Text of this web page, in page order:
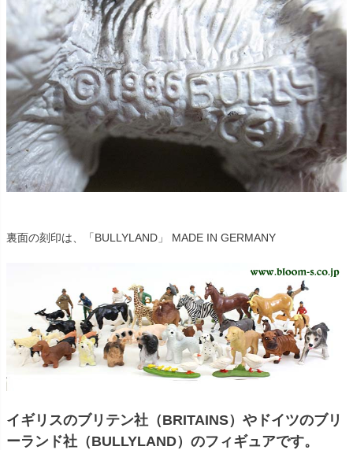
裏面の刻印は、「BULLYLAND」 MADE IN GERMANY
イギリスのブリテン社（BRITAINS）やドイツのブリ
ーランド社（BULLYLAND）のフィギュアです。